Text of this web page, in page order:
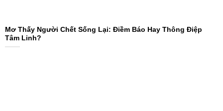
Mơ Thấy Người Chết Sống Lại: Điềm Báo Hay Thông Điệp
Tâm Linh?